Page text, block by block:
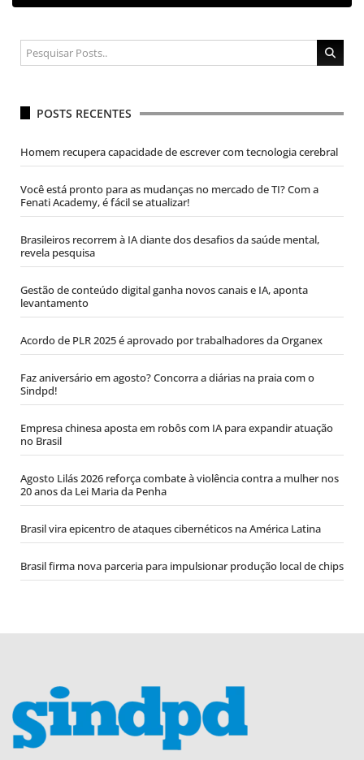
POSTS RECENTES
Homem recupera capacidade de escrever com tecnologia cerebral
Você está pronto para as mudanças no mercado de TI? Com a
Fenati Academy, é fácil se atualizar!
Brasileiros recorrem à IA diante dos desafios da saúde mental,
revela pesquisa
Gestão de conteúdo digital ganha novos canais e IA, aponta
levantamento
Acordo de PLR 2025 é aprovado por trabalhadores da Organex
Faz aniversário em agosto? Concorra a diárias na praia com o
Sindpd!
Empresa chinesa aposta em robôs com IA para expandir atuação
no Brasil
Agosto Lilás 2026 reforça combate à violência contra a mulher nos
20 anos da Lei Maria da Penha
Brasil vira epicentro de ataques cibernéticos na América Latina
Brasil firma nova parceria para impulsionar produção local de chips